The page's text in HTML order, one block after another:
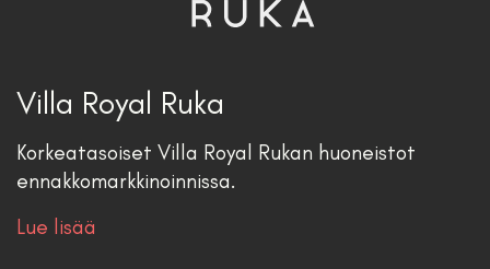
Villa Royal Ruka
Korkeatasoiset Villa Royal Rukan huoneistot
ennakkomarkkinoinnissa.
Lue lisää